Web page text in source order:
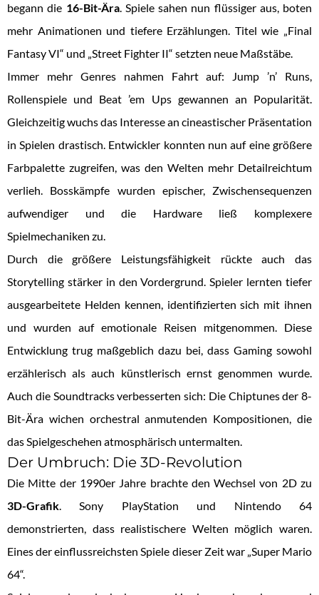
begann die 16-Bit-Ära. Spiele sahen nun flüssiger aus, boten
mehr Animationen und tiefere Erzählungen. Titel wie „Final
Fantasy VI“ und „Street Fighter II“ setzten neue Maßstäbe.
Immer mehr Genres nahmen Fahrt auf: Jump ’n’ Runs,
Rollenspiele und Beat ’em Ups gewannen an Popularität.
Gleichzeitig wuchs das Interesse an cineastischer Präsentation
in Spielen drastisch. Entwickler konnten nun auf eine größere
Farbpalette zugreifen, was den Welten mehr Detailreichtum
verlieh. Bosskämpfe wurden epischer, Zwischensequenzen
aufwendiger und die Hardware ließ komplexere
Spielmechaniken zu.
Durch die größere Leistungsfähigkeit rückte auch das
Storytelling stärker in den Vordergrund. Spieler lernten tiefer
ausgearbeitete Helden kennen, identifizierten sich mit ihnen
und wurden auf emotionale Reisen mitgenommen. Diese
Entwicklung trug maßgeblich dazu bei, dass Gaming sowohl
erzählerisch als auch künstlerisch ernst genommen wurde.
Auch die Soundtracks verbesserten sich: Die Chiptunes der 8-
Bit-Ära wichen orchestral anmutenden Kompositionen, die
das Spielgeschehen atmosphärisch untermalten.
Der Umbruch: Die 3D-Revolution
Die Mitte der 1990er Jahre brachte den Wechsel von 2D zu
3D-Grafik. Sony PlayStation und Nintendo 64
demonstrierten, dass realistischere Welten möglich waren.
Eines der einflussreichsten Spiele dieser Zeit war „Super Mario
64“.